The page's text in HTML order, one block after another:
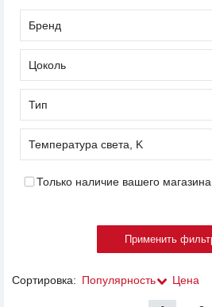
Бренд
Цоколь
Тип
Температура света, K
Только наличие вашего магазина
Сортировка: Популярность Цена